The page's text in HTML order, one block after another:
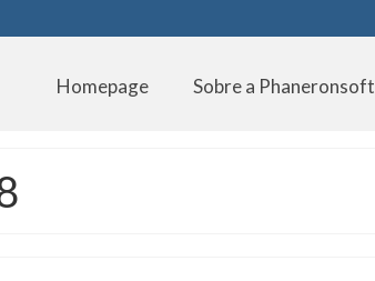
Homepage Sobre a Phaneronsoft